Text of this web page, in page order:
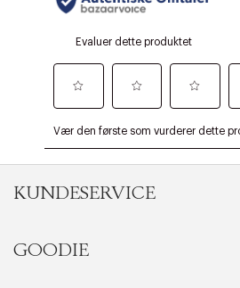
KUNDESERVICE
Gå til kundeservice
GOODIE